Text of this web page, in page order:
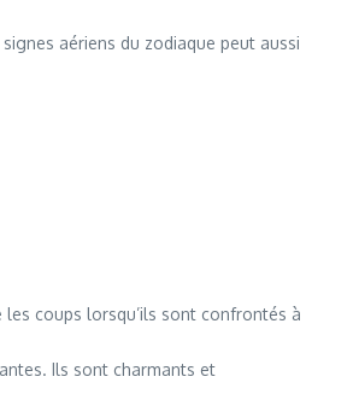
aériens du zodiaque peut aussi
coups lorsqu’ils sont confrontés à
Ils sont charmants et